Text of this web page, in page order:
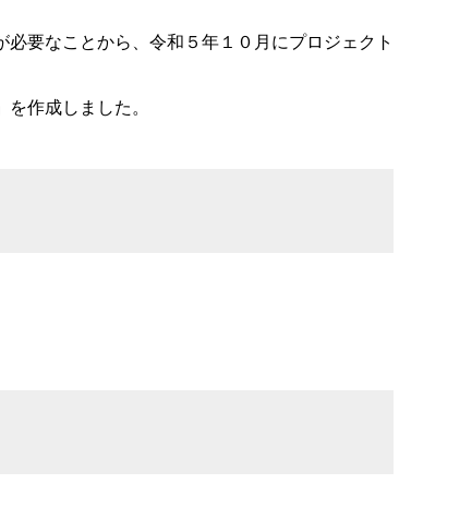
要なことから、令和５年１０月にプロジェクト
作成しました。